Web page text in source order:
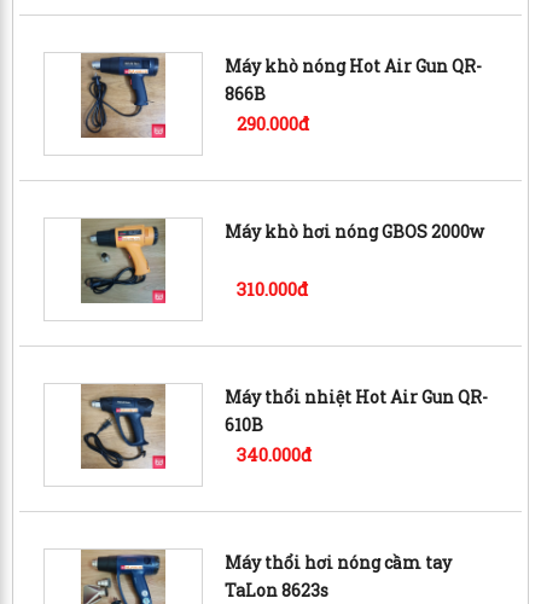
Máy khò nóng Hot Air Gun QR-
866B
290.000đ
Máy khò hơi nóng GBOS 2000w
310.000đ
Máy thổi nhiệt Hot Air Gun QR-
610B
340.000đ
Máy thổi hơi nóng cầm tay
TaLon 8623s